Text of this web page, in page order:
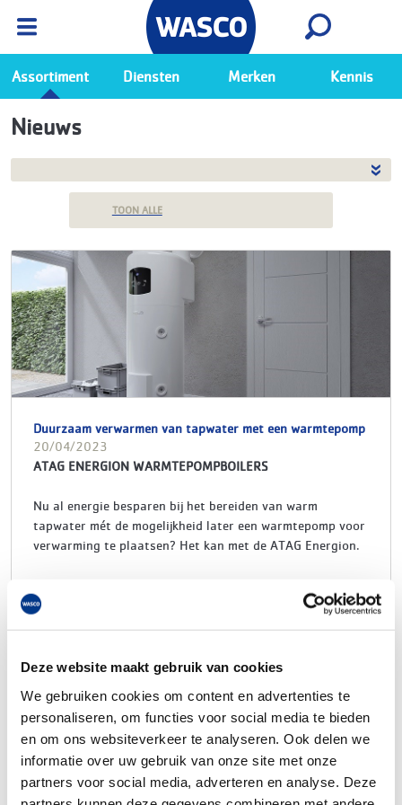
Deze website maakt gebruik van cookies
We gebruiken cookies om content en advertenties te
personaliseren, om functies voor social media te bieden
en om ons websiteverkeer te analyseren. Ook delen we
informatie over uw gebruik van onze site met onze
partners voor social media, adverteren en analyse. Deze
Ga naar de Wasco app
Bekijk
Assortiment Diensten Merken Kennis
Nieuws
TOON ALLE
Duurzaam verwarmen van tapwater met een warmtepomp
20/04/2023
ATAG ENERGION WARMTEPOMPBOILERS
Nu al energie besparen bij het bereiden van warm
tapwater mét de mogelijkheid later een warmtepomp voor
verwarming te plaatsen? Het kan met de ATAG Energion.
stap om een woning te verduurzamen.
Een warmtepompboiler is te vergelijken met een
ingebouwde warmtepomp. Deze warmtepomp haalt
energie uit de omgevingslucht, deze omgevingslucht kan
zowel binnen- als buitenlucht zijn. Een warmtepompboiler
is hierdoor energiezuiniger dan de ‘gewone’ elektrische
boiler. Een besparing tot 80% op de energierekening voor